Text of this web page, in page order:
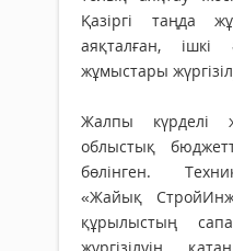
Қазіргі таңда
аяқталған,
жұмыстары
Жалпы күрделі
облыстық
бөлінген.
«Жайық
құрылыстың
жүргізілуін